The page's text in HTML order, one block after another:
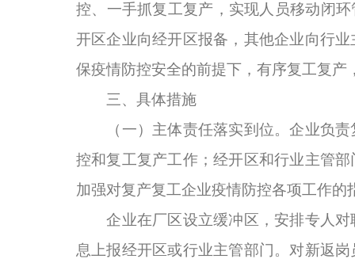
控、一手抓复工复产，实现人员移动闭
开区企业向经开区报备，其他企业向行
保疫情防控安全的前提下，有序复工复产
三、具体措施
（一）主体责任落实到位。企业负责
控和复工复产工作；经开区和行业主管
加强对复产复工企业疫情防控各项工作的
企业在厂区设立缓冲区，安排专人对
息上报经开区或行业主管部门。对新返